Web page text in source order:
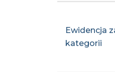
Ewidencja
kategorii